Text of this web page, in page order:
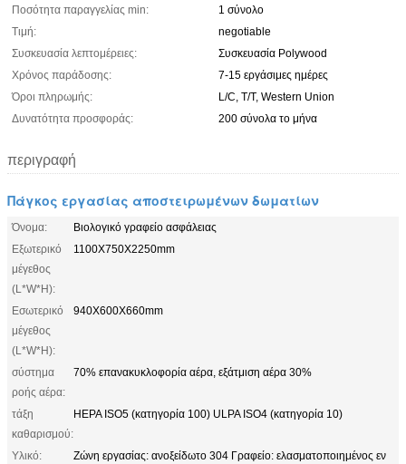
Ποσότητα παραγγελίας min:
1 σύνολο
Τιμή:
negotiable
Συσκευασία λεπτομέρειες:
Συσκευασία Polywood
Χρόνος παράδοσης:
7-15 εργάσιμες ημέρες
Όροι πληρωμής:
L/C, T/T, Western Union
Δυνατότητα προσφοράς:
200 σύνολα το μήνα
περιγραφή
Πάγκος εργασίας αποστειρωμένων δωματίων
Όνομα:
Βιολογικό γραφείο ασφάλειας
Εξωτερικό
μέγεθος
(L*W*H):
1100X750X2250mm
Εσωτερικό
μέγεθος
(L*W*H):
940X600X660mm
σύστημα
ροής αέρα:
70% επανακυκλοφορία αέρα, εξάτμιση αέρα 30%
τάξη
καθαρισμού:
HEPA ISO5 (κατηγορία 100) ULPA ISO4 (κατηγορία 10)
Υλικό:
Ζώνη εργασίας: ανοξείδωτο 304 Γραφείο: ελασματοποιημένος εν